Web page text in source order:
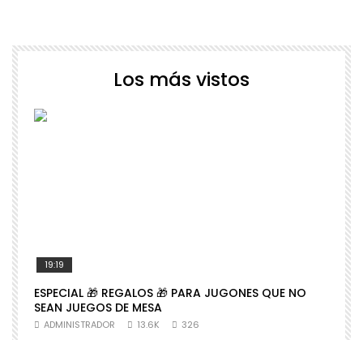
Los más vistos
19:19
ESPECIAL 🎁 REGALOS 🎁 PARA JUGONES QUE NO
SEAN JUEGOS DE MESA
ADMINISTRADOR 13.6K 326